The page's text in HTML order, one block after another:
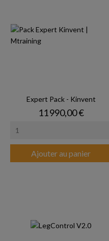
Expert Pack - Kinvent
Prix
11 990,00 €
Ajouter au panier